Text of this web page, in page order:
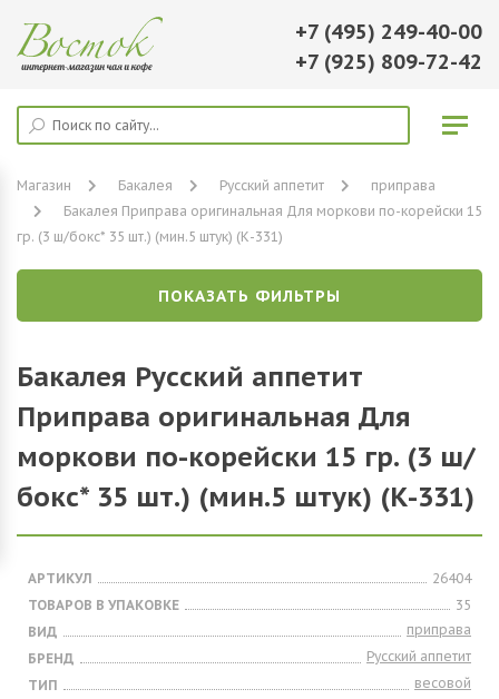
+7 (495) 249-40-00
+7 (925) 809-72-42
Магазин Бакалея Русский аппетит
приправа
Бакалея Приправа оригинальная Для моркови по-корейски 15
гр. (3 ш/бокс* 35 шт.) (мин.5 штук) (К-331)
ПОКАЗАТЬ ФИЛЬТРЫ
Бакалея Русский аппетит
Приправа оригинальная Для
моркови по-корейски 15 гр. (3 ш/
бокс* 35 шт.) (мин.5 штук) (К-331)
АРТИКУЛ
26404
ТОВАРОВ В УПАКОВКЕ
35
ВИД
приправа
БРЕНД
Русский аппетит
ТИП
весовой